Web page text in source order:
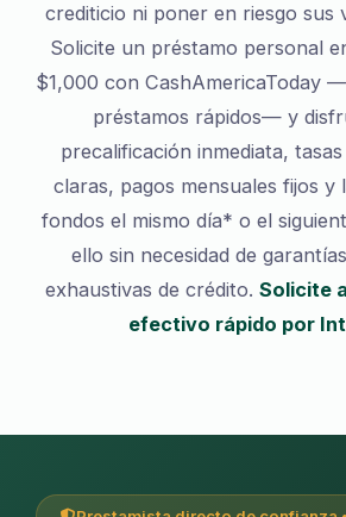
crediticio ni poner en riesgo sus
Solicite un préstamo personal
$1,000 con CashAmericaToday
préstamos rápidos— y
precalificación inmediata,
claras, pagos mensuales fijos y
fondos el mismo día* o el
ello sin necesidad de
exhaustivas de crédito. Solicite
efectivo rápido por